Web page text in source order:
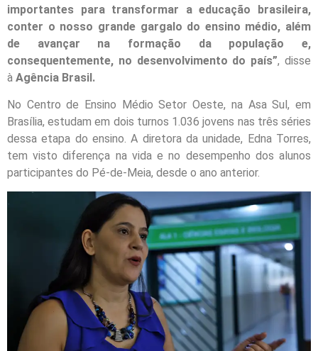
importantes para transformar a educação brasileira,
conter o nosso grande gargalo do ensino médio, além
de avançar na formação da população e,
consequentemente, no desenvolvimento do país”, disse
à Agência Brasil.
No Centro de Ensino Médio Setor Oeste, na Asa Sul, em
Brasília, estudam em dois turnos 1.036 jovens nas três séries
dessa etapa do ensino. A diretora da unidade, Edna Torres,
tem visto diferença na vida e no desempenho dos alunos
participantes do Pé-de-Meia, desde o ano anterior.